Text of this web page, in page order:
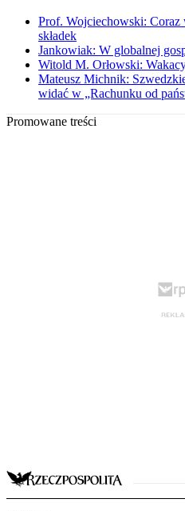
Prof. Wojciechowski: Coraz
składek
Jankowiak: W globalnej
Witold M. Orłowski:
Mateusz Michnik:
widać w „Rachunku od
Promowane treści